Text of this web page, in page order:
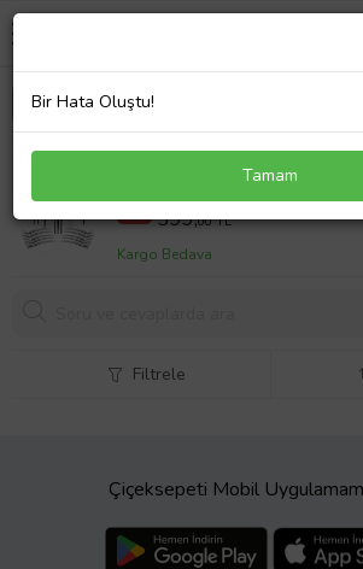
10 Parça Antistatik Tarak Seti -
Röfle Tarağı Komple Set + 10
%10 444,0 TL
399,00 TL
Kargo Bedava
Filtrele
Çiçeksepeti Mobil
Bir Hata Oluştu!
Tamam